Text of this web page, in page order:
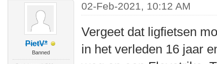
PietV*
Banned
02-Feb-2021, 10:12 AM
Vergeet dat ligfietsen
in het verleden 16 jaar